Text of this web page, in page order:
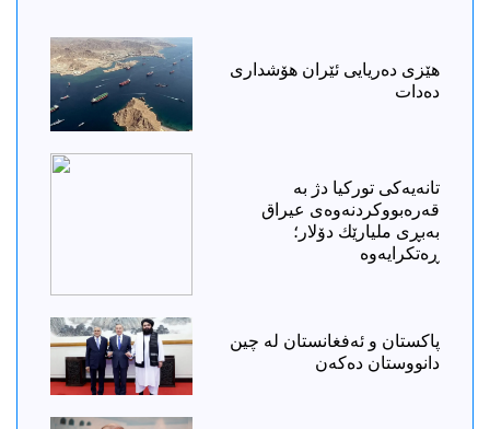
هێزی دەریایی ئێران هۆشداری
دەدات
تانەیەكی توركیا دژ بە
قەرەبووكردنەوەی عیراق
بەبڕی ملیارێك دۆلار؛
ڕەتكرایەوە
پاکستان و ئەفغانستان لە چین
دانووستان دەکەن